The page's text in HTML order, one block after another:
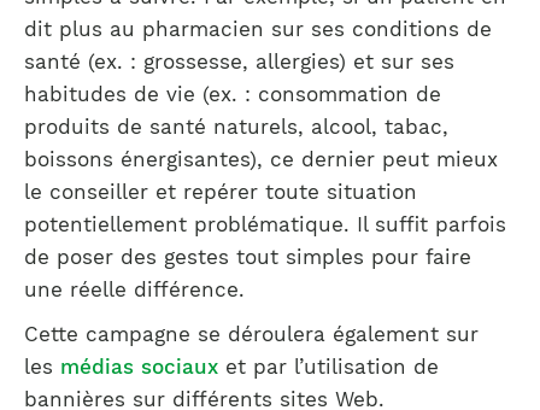
dit plus au pharmacien sur ses conditions de
santé (ex. : grossesse, allergies) et sur ses
habitudes de vie (ex. : consommation de
produits de santé naturels, alcool, tabac,
boissons énergisantes), ce dernier peut mieux
le conseiller et repérer toute situation
potentiellement problématique. Il suffit parfois
de poser des gestes tout simples pour faire
une réelle différence.
Cette campagne se déroulera également sur
les médias sociaux et par l’utilisation de
bannières sur différents sites Web.